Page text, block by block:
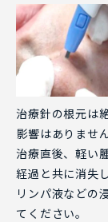
治療針の根元は
影響はありません
治療直後、軽い
経過と共に消失し
リンパ液などの
てください。